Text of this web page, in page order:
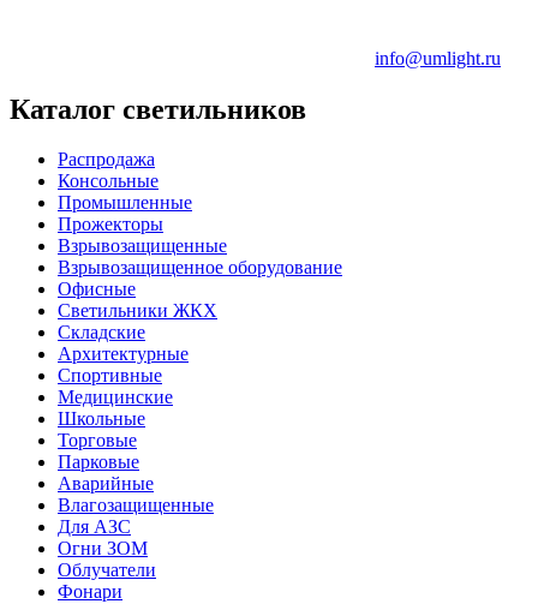
info@umlight.ru
Каталог светильников
Распродажа
Консольные
Промышленные
Прожекторы
Взрывозащищенные
Взрывозащищенное оборудование
Офисные
Cветильники ЖКХ
Складские
Архитектурные
Спортивные
Медицинские
Школьные
Торговые
Парковые
Аварийные
Влагозащищенные
Для АЗС
Огни ЗОМ
Облучатели
Фонари